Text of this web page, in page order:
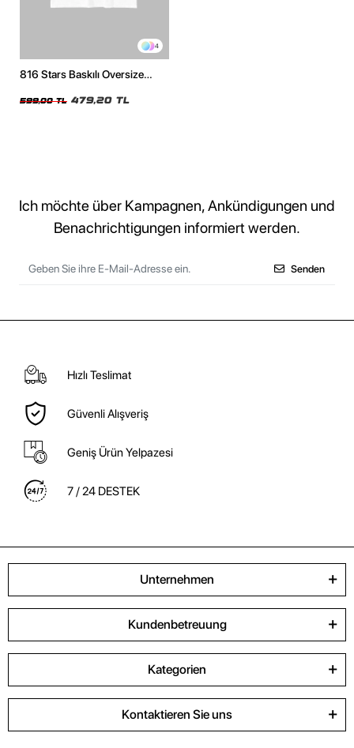
4
816 Stars Baskılı Oversize
599,00 TL 479,20 TL
Ich möchte über Kampagnen, Ankündigungen und
Benachrichtigungen informiert werden.
Senden
Hızlı Teslimat
Güvenli Alışveriş
Geniş Ürün Yelpazesi
7 / 24 DESTEK
Unternehmen
Kundenbetreuung
Kategorien
Kontaktieren Sie uns